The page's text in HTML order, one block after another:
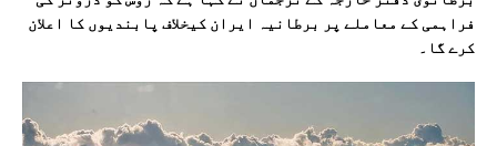
فراہمی کے معاملے پر برطانیہ ایران کیخلاف پابندیوں کا اعلان
کرے گا۔